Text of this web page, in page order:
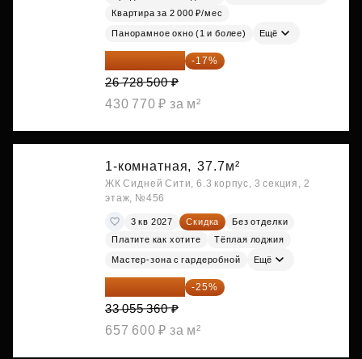
Квартира за 2 000 ₽/мес
Панорамное окно (1 и более) Ещё
22 184 655 ₽ -17%
26 728 500 ₽
430 770 ₽ за м²
1-комнатная, 37.7м²
ЖК Сидней Сити, 6.3 корпус, 3 секция, 2
этаж, №456
3 кв 2027 Скидка
Без отделки
Платите как хотите
Тёплая лоджия
Мастер-зона с гардеробной Ещё
24 791 520 ₽ -25%
33 055 360 ₽
657 600 ₽ за м²